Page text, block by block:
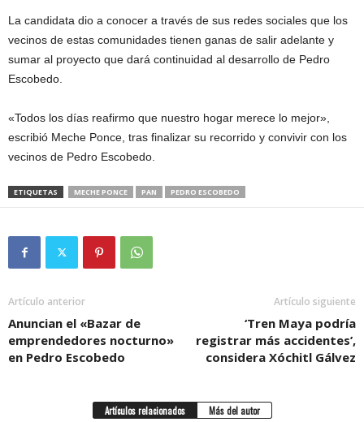
La candidata dio a conocer a través de sus redes sociales que los
vecinos de estas comunidades tienen ganas de salir adelante y
sumar al proyecto que dará continuidad al desarrollo de Pedro
Escobedo.
«Todos los días reafirmo que nuestro hogar merece lo mejor»,
escribió Meche Ponce, tras finalizar su recorrido y convivir con los
vecinos de Pedro Escobedo.
ETIQUETAS MECHE PONCE PAN PEDRO ESCOBEDO
Artículo anterior
Anuncian el «Bazar de
emprendedores nocturno»
en Pedro Escobedo
Artículo siguiente
‘Tren Maya podría
registrar más accidentes’,
considera Xóchitl Gálvez
Artículos relacionados Más del autor